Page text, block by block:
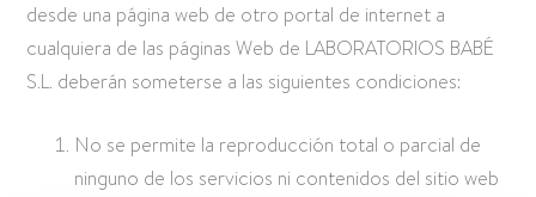
desde una página web de otro portal de internet a
cualquiera de las páginas Web de LABORATORIOS BABÉ
S.L. deberán someterse a las siguientes condiciones:
No se permite la reproducción total o parcial de
ninguno de los servicios ni contenidos del sitio web